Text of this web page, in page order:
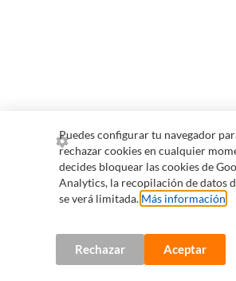
Puedes configurar tu navegador
rechazar cookies en cualquier
decides bloquear las cookies de
Analytics, la recopilación de datos
se verá limitada. Más información
Rechazar Aceptar